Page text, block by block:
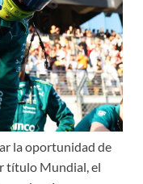
la oportunidad de
título Mundial, el